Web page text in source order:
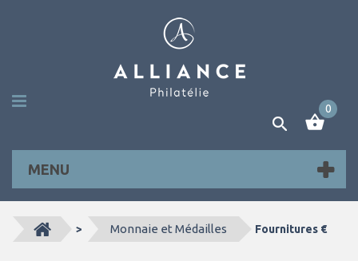
0
MENU
Monnaie et Médailles
> Fournitures €